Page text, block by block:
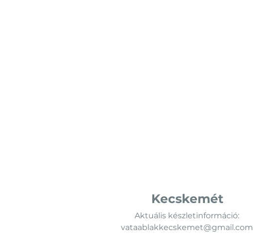
Kecskemét
Aktuális készletinformáció:
vataablakkecskemet@gmail.com